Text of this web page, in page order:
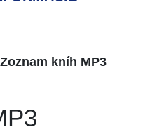
Zoznam kníh MP3